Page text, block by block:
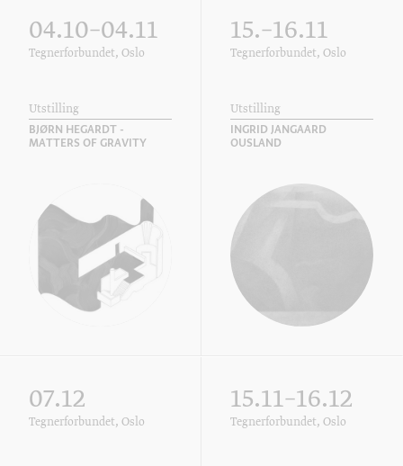
04.10–04.11
Tegnerforbundet, Oslo
Utstilling
BJØRN HEGARDT -
MATTERS OF GRAVITY
15.–16.11
Tegnerforbundet, Oslo
Utstilling
INGRID JANGAARD
OUSLAND
07.12
Tegnerforbundet, Oslo
15.11–16.12
Tegnerforbundet, Oslo